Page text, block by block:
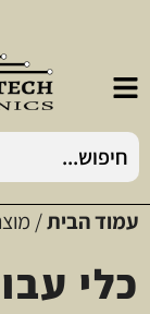
עמוד הבית/
כלי